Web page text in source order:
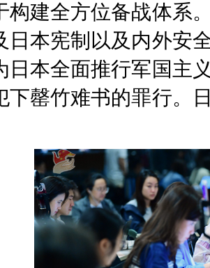
构建全方位备战体系
日本宪制以及内外安
日本全面推行军国主
下罄竹难书的罪行。